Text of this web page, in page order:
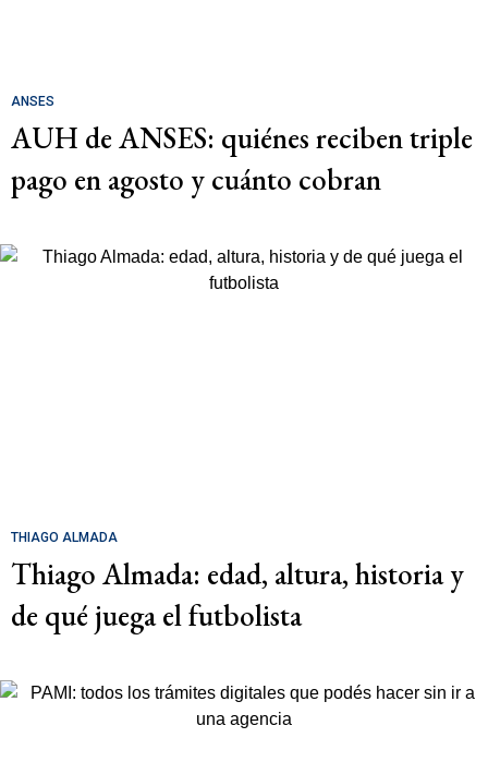
ANSES
AUH de ANSES: quiénes reciben triple
pago en agosto y cuánto cobran
THIAGO ALMADA
Thiago Almada: edad, altura, historia y
de qué juega el futbolista